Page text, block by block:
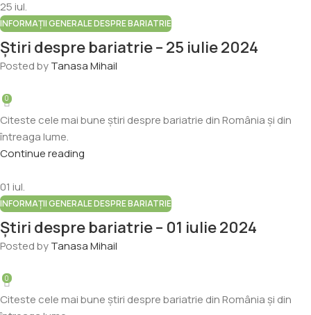
25iul.
INFORMAȚII GENERALE DESPRE BARIATRIE
Știri despre bariatrie – 25 iulie 2024
Posted byTanasa Mihail
0
Citeste cele mai bune știri despre bariatrie din România și din
întreaga lume.
Continue reading
01 iul.
INFORMAȚII GENERALE DESPRE BARIATRIE
Știri despre bariatrie – 01 iulie 2024
Posted byTanasa Mihail
0
Citeste cele mai bune știri despre bariatrie din România și din